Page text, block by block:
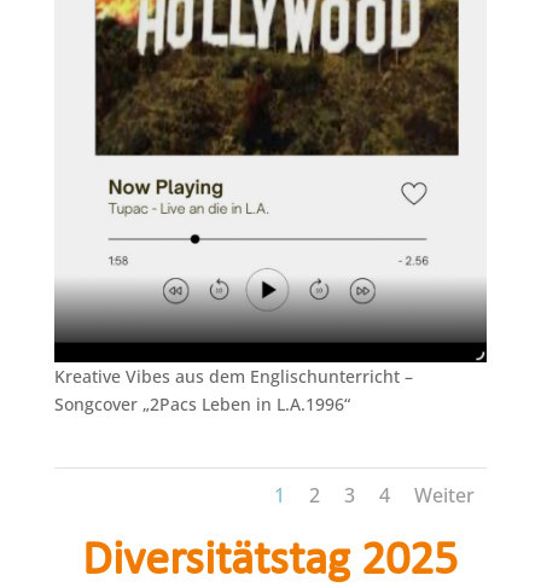
Kreative Vibes aus dem Englischunterricht –
Songcover „2Pacs Leben in L.A.1996“
1 2 3 4 Weiter
Diversitätstag 2025